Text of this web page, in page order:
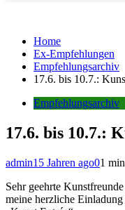
Home
Ex-Empfehlungen
Empfehlungsarchiv
17.6. bis 10.7.:
Empfehlungsarchiv
17.6. bis 10.7.:
admin15 Jahren ago01
Sehr geehrte
meine herzliche